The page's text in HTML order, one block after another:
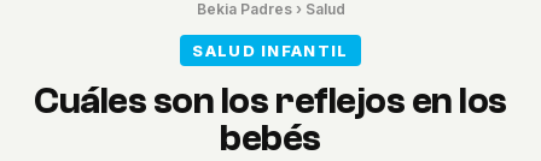
Bekia Padres› Salud
SALUD INFANTIL
Cuáles son los reflejos en los
bebés